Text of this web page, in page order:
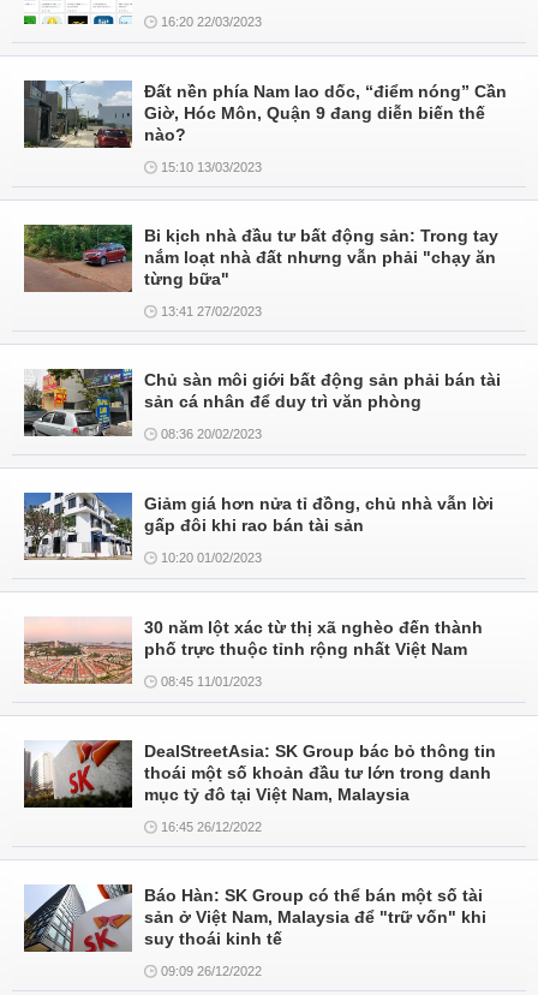
16:20 22/03/2023
Đất nền phía Nam lao dốc, “điểm nóng” Cần
Giờ, Hóc Môn, Quận 9 đang diễn biến thế
nào?
15:10 13/03/2023
Bi kịch nhà đầu tư bất động sản: Trong tay
nắm loạt nhà đất nhưng vẫn phải "chạy ăn
từng bữa"
13:41 27/02/2023
Chủ sàn môi giới bất động sản phải bán tài
sản cá nhân để duy trì văn phòng
08:36 20/02/2023
Giảm giá hơn nửa tỉ đồng, chủ nhà vẫn lời
gấp đôi khi rao bán tài sản
10:20 01/02/2023
30 năm lột xác từ thị xã nghèo đến thành
phố trực thuộc tỉnh rộng nhất Việt Nam
08:45 11/01/2023
DealStreetAsia: SK Group bác bỏ thông tin
thoái một số khoản đầu tư lớn trong danh
mục tỷ đô tại Việt Nam, Malaysia
16:45 26/12/2022
Báo Hàn: SK Group có thể bán một số tài
sản ở Việt Nam, Malaysia để "trữ vốn" khi
suy thoái kinh tế
09:09 26/12/2022